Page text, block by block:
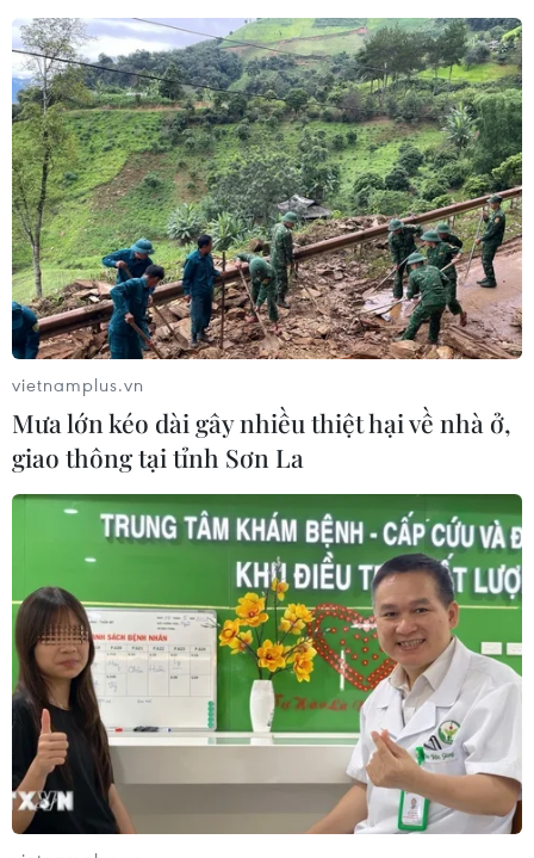
vietnamplus.vn
Mưa lớn kéo dài gây nhiều thiệt hại về nhà ở,
giao thông tại tỉnh Sơn La